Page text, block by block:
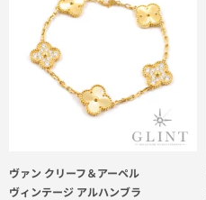
ヴァン クリーフ＆アーペル
ヴィンテージ アルハンブラ